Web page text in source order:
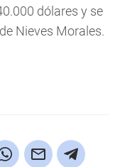
dólares y se
Nieves Morales.